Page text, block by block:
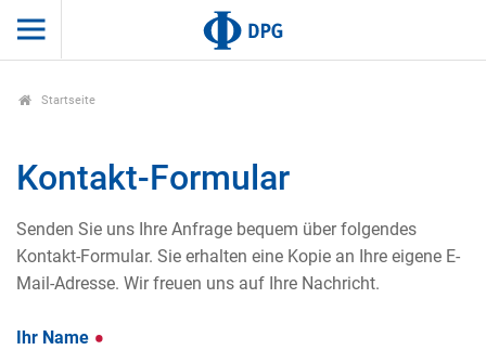
Startseite
Kontakt-Formular
Senden Sie uns Ihre Anfrage bequem über folgendes
Kontakt-Formular. Sie erhalten eine Kopie an Ihre eigene E-
Mail-Adresse. Wir freuen uns auf Ihre Nachricht.
Ihr Name